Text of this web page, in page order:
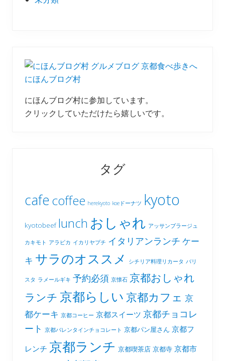
にほんブログ村
にほんブログ村に参加しています。
クリックしていただけたら嬉しいです。
タグ
cafe coffee herekyoto koeドーナツ kyoto
kyotobeef lunch おしゃれ アッサンブラージュ
カキモト アラビカ イカリヤプチ イタリアンランチ ケー
キ サラのオススメ シチリア料理リカータ バリ
スタ ラメールギキ 予約必須 京懐石 京都おしゃれ
ランチ 京都らしい 京都カフェ 京
都ケーキ 京都コーヒー 京都スイーツ 京都チョコレ
ート 京都バレンタインチョコレート 京都パン屋さん 京都フ
レンチ 京都ランチ 京都喫茶店 京都寺 京都市